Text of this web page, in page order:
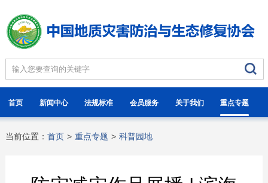
首页 新闻中心 法规标准 会员服务 关于我们 重点专题
当前位置： 首页 > 重点专题 > 科普园地